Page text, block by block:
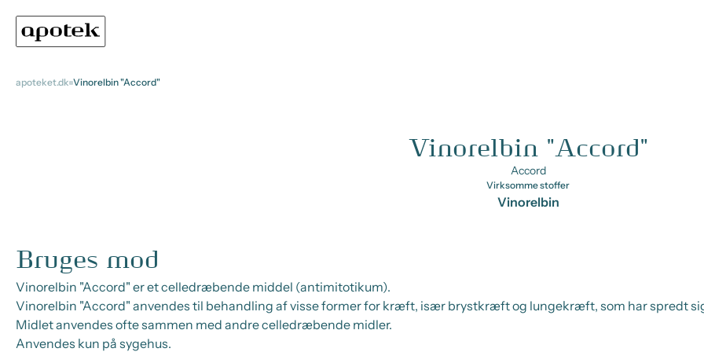
apoteket.dk Vinorelbin "Accord"
Vinorelbin "Accord"
Accord
Virksomme stoffer
Vinorelbin
Bruges mod
Vinorelbin "Accord" er et celledræbende middel (antimitotikum).
Vinorelbin "Accord" anvendes til behandling af visse former for kræft, især brystkræft og lungekræft, som har spredt
Midlet anvendes ofte sammen med andre celledræbende midler.
Anvendes kun på sygehus.